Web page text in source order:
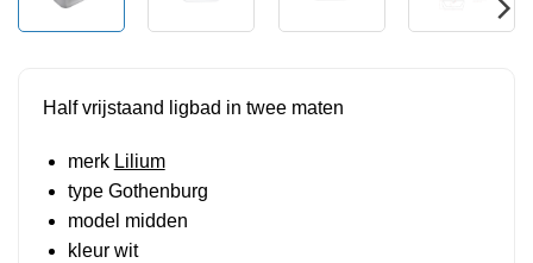
Half vrijstaand ligbad in twee maten
merk Lilium
type Gothenburg
model midden
kleur wit